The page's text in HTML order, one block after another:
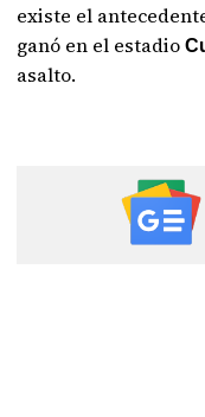
existe el
ganó en el estadio
asalto.